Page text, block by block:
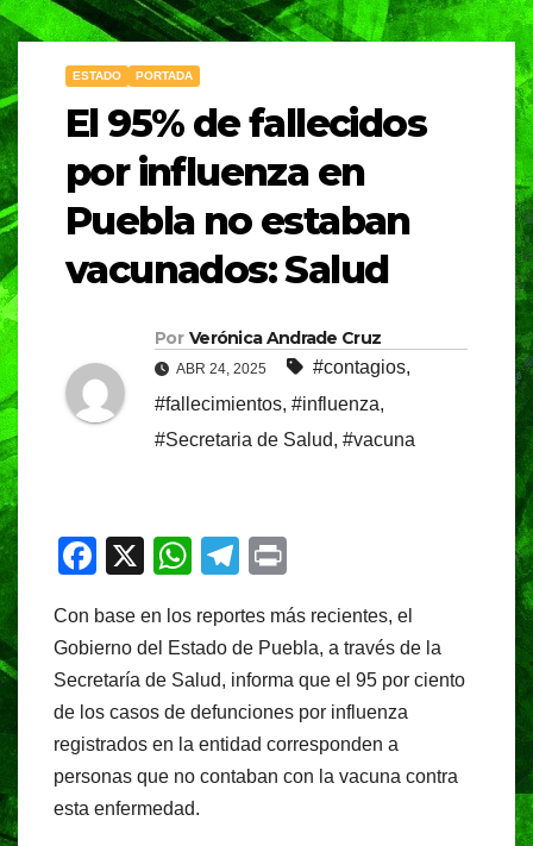
ESTADO PORTADA
El 95% de fallecidos
por influenza en
Puebla no estaban
vacunados: Salud
Por Verónica Andrade Cruz
ABR 24, 2025 #contagios,
#fallecimientos, #influenza,
#Secretaria de Salud, #vacuna
F
c
e
b
o
o
k
X
W
at
s
A
p
p
T
e
gr
a
m
t
Con base en los reportes más recientes, el
Gobierno del Estado de Puebla, a través de la
Secretaría de Salud, informa que el 95 por ciento
de los casos de defunciones por influenza
registrados en la entidad corresponden a
personas que no contaban con la vacuna contra
esta enfermedad.